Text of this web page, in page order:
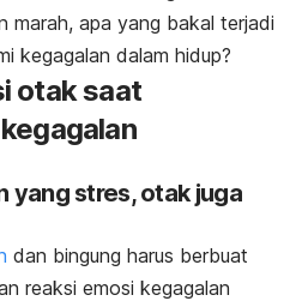
marah, apa yang bakal terjadi
kegagalan dalam hidup?
otak saat
yang stres, otak juga
dan bingung harus berbuat
reaksi emosi kegagalan